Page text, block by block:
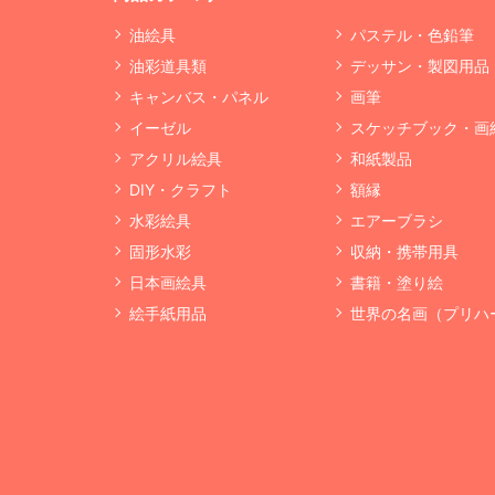
油絵具
油彩道具類
キャンバス・パネル
イーゼル
アクリル絵具
DIY・クラフト
水彩絵具
固形水彩
日本画絵具
絵手紙用品
パステル・色鉛筆
デッサン・製図用品
画筆
スケッチブック・画
和紙製品
額縁
エアーブラシ
収納・携帯用具
書籍・塗り絵
世界の名画（プリハ